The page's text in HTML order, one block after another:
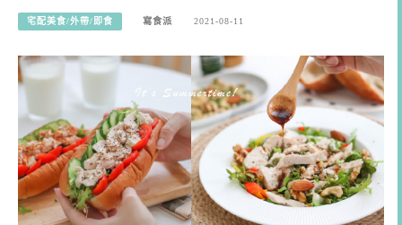
宅配美食/外帶/即食 寫食派 2021-08-11